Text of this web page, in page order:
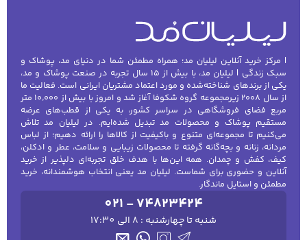
| مرکز خرید آنلاین لیلیان مد؛ همراه مطمئن شما در دنیای مد، پوشاک و
سبک زندگی | لیلیان مد، با بیش از ۱۵ سال تجربه در صنعت پوشاک و مد،
یکی از برندهای شناخته‌شده و مورد اعتماد مشتریان ایرانی است. فعالیت ما
از سال ۲۰۰۸ زیرمجموعه گروه شکوفا آغاز شد و امروز با بیش از ۱۰٬۰۰۰ متر
مربع فضای فروشگاهی در سراسر کشور، به یکی از قطب‌های عرضه
مستقیم پوشاک و محصولات مد تبدیل شده‌ایم. در لیلیان مد تلاش
می‌کنیم تا مجموعه‌ای متنوع و باکیفیت از کالاها را ارائه دهیم؛ از لباس
مردانه، زنانه و بچه‌گانه گرفته تا محصولات زیبایی و سلامت، عطر و ادکلن،
کیف، کفش و چمدان. همه این‌ها با هدف خلق تجربه‌ای دلپذیر از خرید
آنلاین و حضوری برای شماست. لیلیان مد یعنی انتخاب هوشمندانه، خرید
مطمئن و استایل ماندگار.
021 - 74823424
شنبه تا چهارشنبه : 8 الی 17:30